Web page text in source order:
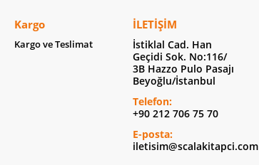
Kargo
Kargo ve Teslimat
İLETIŞIM
İstiklal Cad. Han
Geçidi Sok. No:116/
3B Hazzo Pulo Pasajı
Beyoğlu/İstanbul
Telefon:
+90 212 706 75 70
E-posta:
iletisim@scalakitapci.com